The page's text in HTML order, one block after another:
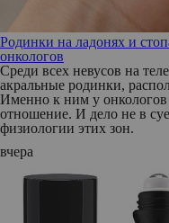
Родинки на ладонях и
онкологов
Среди всех невусов на
акральные родинки,
Именно к ним у онкологов
отношение. И дело не в
физиологии этих зон.
вчера